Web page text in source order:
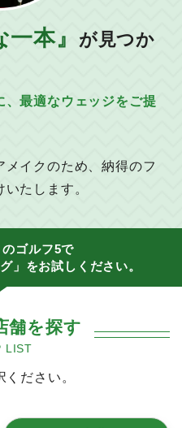
一本』
が見つか
、最適なウェッジをご提
イクのため、納得のフ
たします。
ゴルフ5で
」をお試しください。
舗を探す
LIST
ださい。